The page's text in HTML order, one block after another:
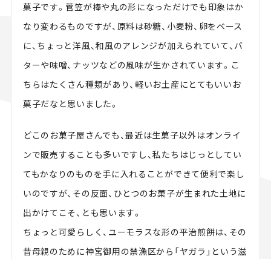
菓子です。菅笠が棒や丸の形になっただけでも印象はか
なり変わるものですが、原料は砂糖、小麦粉、卵をベース
に、ちょっと洋風、和風のアレンジが加えられていて、バ
ターや味噌、ナッツなどの風味が生かされています。こ
ちらはたくさん種類があり、軽いお土産にとてもいいお
菓子だなと思いました。
どこのお菓子屋さんでも、最近は生菓子以外はオンライ
ンで販売することも多いですし、私たちはじっとしてい
てもかなりのものを手に入れることができて便利で楽し
いのですが、その反面、ひとつのお菓子が生まれた土地に
出かけてこそ、とも思います。
ちょっと可愛らしく、ユーモラスな形の平治煎餅は、その
昔母親のために神宮御用の禁漁区から「ヤガラ」という滋